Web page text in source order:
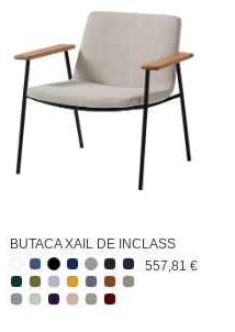
BUTACA XAIL DE INCLASS
557,81 €